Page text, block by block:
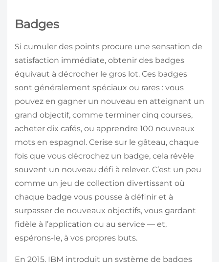
Badges
Si cumuler des points procure une sensation de
satisfaction immédiate, obtenir des badges
équivaut à décrocher le gros lot. Ces badges
sont généralement spéciaux ou rares : vous
pouvez en gagner un nouveau en atteignant un
grand objectif, comme terminer cinq courses,
acheter dix cafés, ou apprendre 100 nouveaux
mots en espagnol. Cerise sur le gâteau, chaque
fois que vous décrochez un badge, cela révèle
souvent un nouveau défi à relever. C’est un peu
comme un jeu de collection divertissant où
chaque badge vous pousse à définir et à
surpasser de nouveaux objectifs, vous gardant
fidèle à l’application ou au service — et,
espérons-le, à vos propres buts.
En 2015, IBM introduit un système de badges